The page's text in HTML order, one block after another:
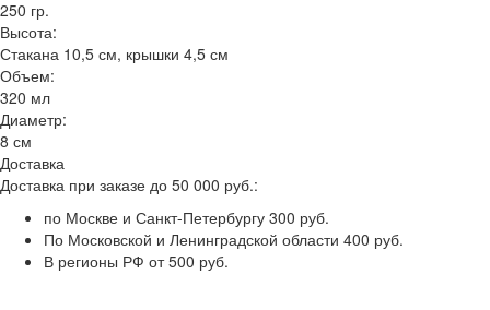
250 гр.
Высота:
Стакана 10,5 см, крышки 4,5 см
Объем:
320 мл
Диаметр:
8 см
Доставка
Доставка при заказе до 50 000 руб.:
по Москве и Санкт-Петербургу 300 руб.
По Московской и Ленинградской области 400 руб.
В регионы РФ от 500 руб.